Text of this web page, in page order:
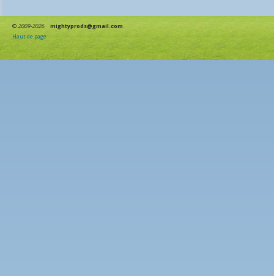
©2009-2026
mightyprods@gmail.com
Haut de page